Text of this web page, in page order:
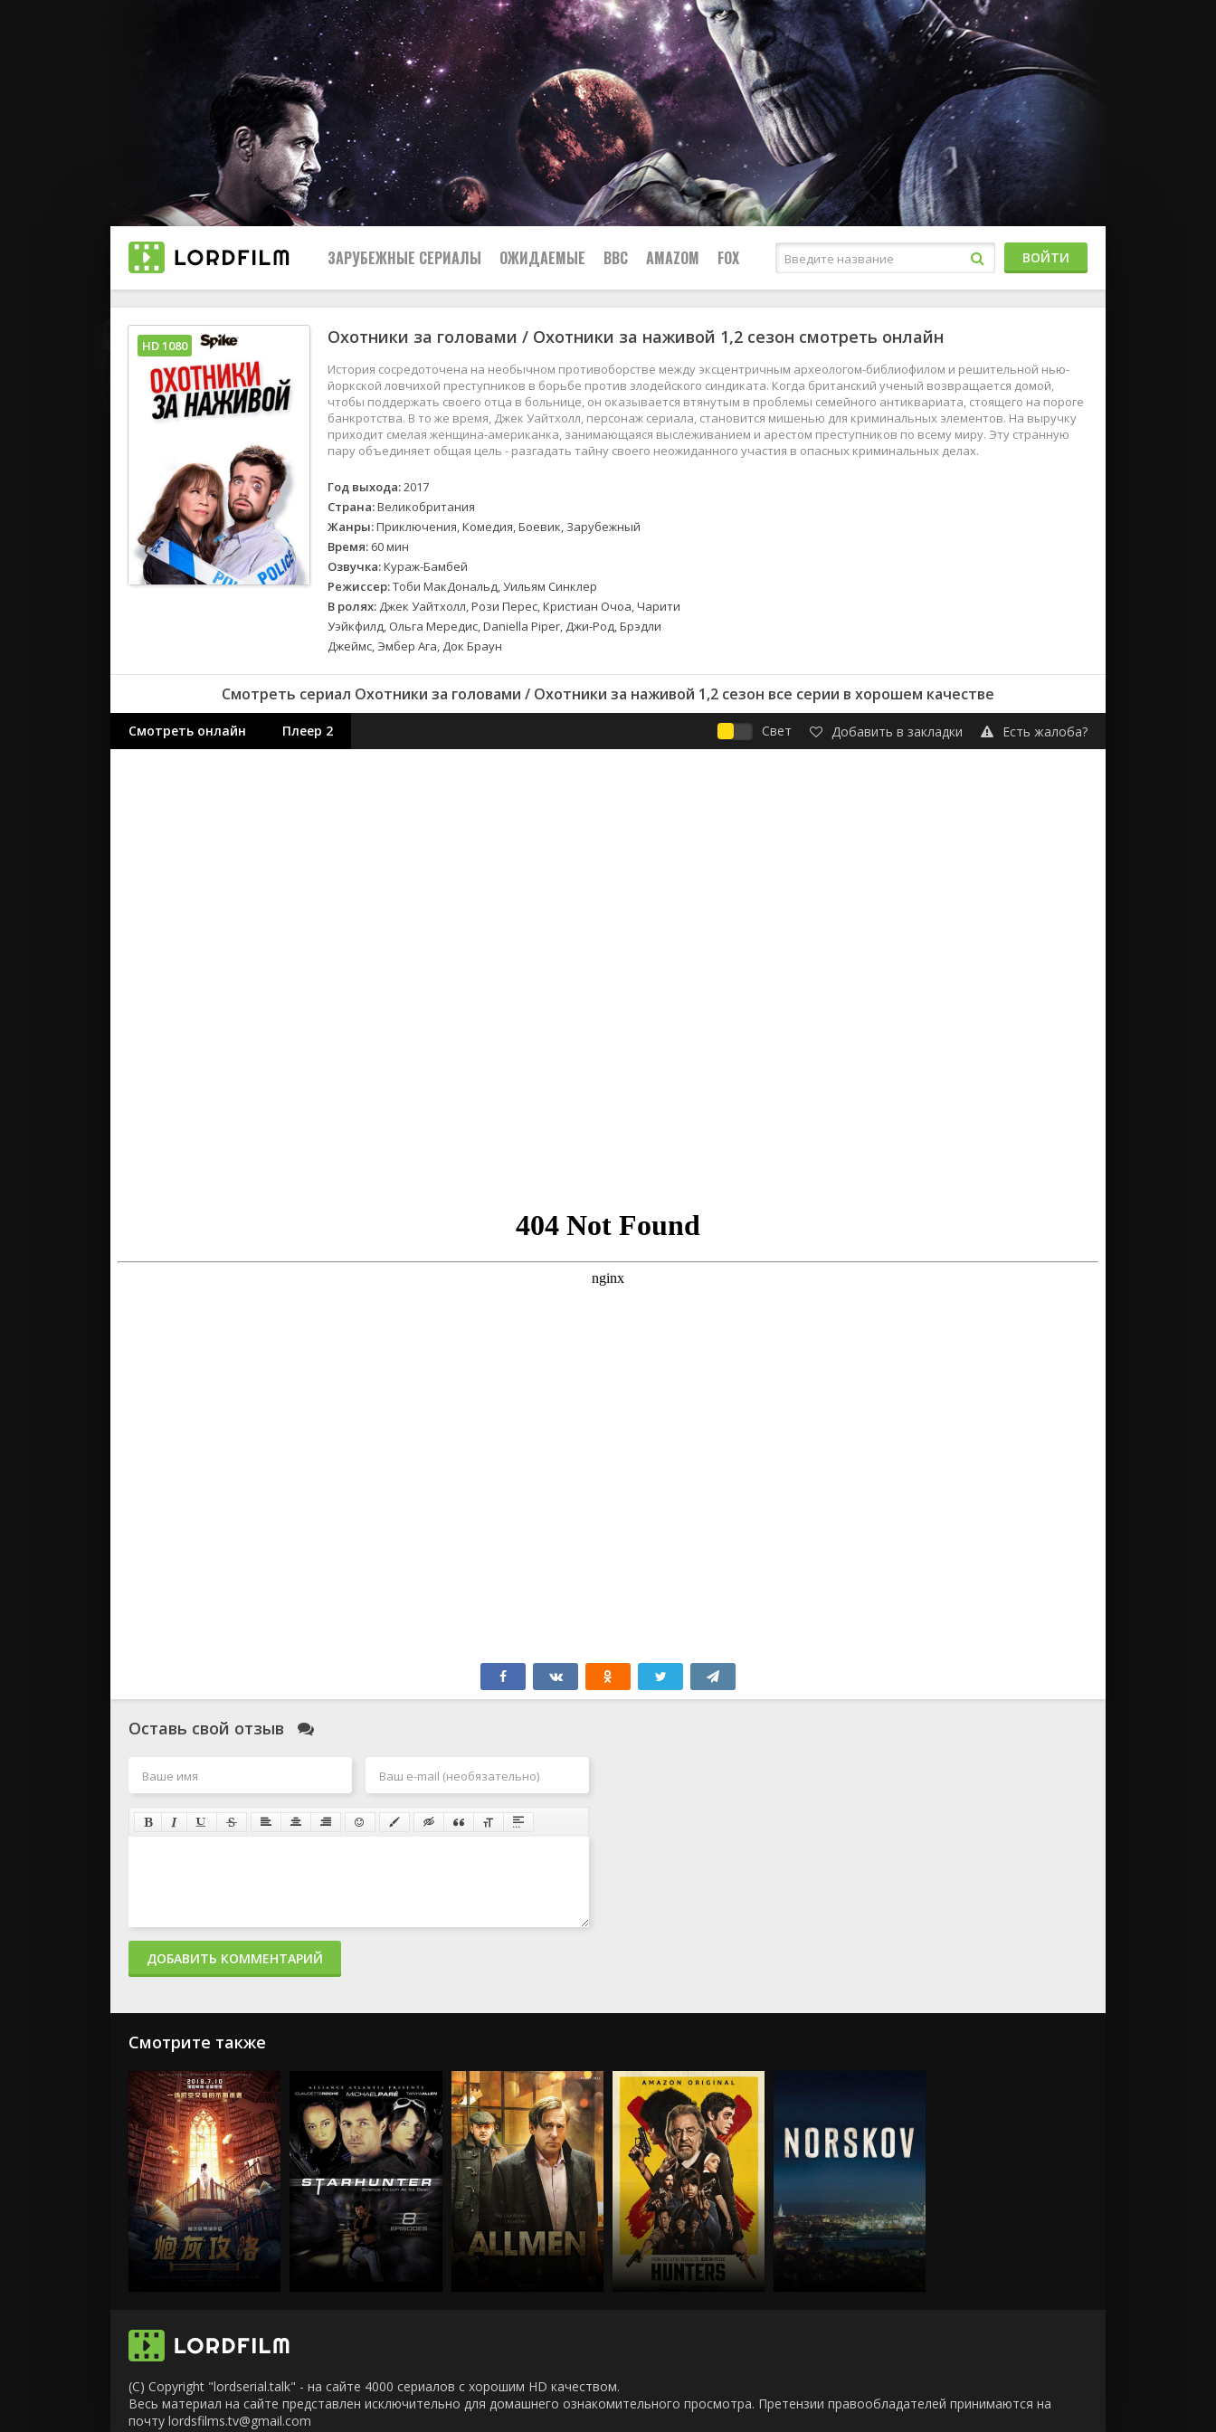
ЗАРУБЕЖНЫЕ СЕРИАЛЫ
Все
2019
2018
2017
Испания
Германия
Корея Южная
Канада
Индия
Франция
Боевики
Приключения
Детективы
Драмы
Мелодрамы
Ужасы
Военные
Семейные
Спортивные
Вестерны
ОЖИДАЕМЫЕ BBC AMAZOM FOX ВОЙТИ
Охотники за головами / Охотники за наживой 1,2 сезон смотреть онлайн
История сосредоточена на необычном противоборстве между эксцентричным археологом-библиофилом и решительной нью-
йоркской ловчихой преступников в борьбе против злодейского синдиката. Когда британский ученый возвращается домой,
чтобы поддержать своего отца в больнице, он оказывается втянутым в проблемы семейного антиквариата, стоящего на пороге
банкротства. В то же время, Джек Уайтхолл, персонаж сериала, становится мишенью для криминальных элементов. На выручку
приходит смелая женщина-американка, занимающаяся выслеживанием и арестом преступников по всему миру. Эту странную
пару объединяет общая цель - разгадать тайну своего неожиданного участия в опасных криминальных делах.
Год выхода:2017
Страна:Великобритания
Жанры:Приключения, Комедия, Боевик, Зарубежный
Время: 60 мин
Озвучка:Кураж-Бамбей
Режиссер:Тоби МакДональд, Уильям Синклер
В ролях: Джек Уайтхолл, Рози Перес, Кристиан Очоа, Чарити
Уэйкфилд, Ольга Мередис, Daniella Piper, Джи-Род, Брэдли
Джеймс, Эмбер Ага, Док Браун
HD 1080
Смотреть сериал Охотники за головами / Охотники за наживой 1,2 сезон все серии в хорошем качестве
Смотреть онлайн Плеер 2 Свет Добавить в закладки Есть жалоба?
Оставь свой отзыв
ДОБАВИТЬ КОММЕНТАРИЙ
Смотрите также
(C) Copyright "lordserial.talk" - на сайте 4000 сериалов с хорошим HD качеством.
Весь материал на сайте представлен исключительно для домашнего ознакомительного просмотра. Претензии правообладателей принимаются на
почту lordsfilms.tv@gmail.com